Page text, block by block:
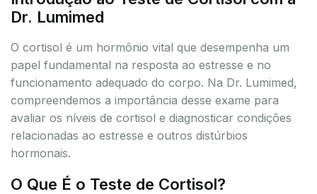
Dr. Lumimed
O cortisol é um hormônio vital que desempenha um
papel fundamental na resposta ao estresse e no
funcionamento adequado do corpo. Na Dr. Lumimed,
compreendemos a importância desse exame para
avaliar os níveis de cortisol e diagnosticar condições
relacionadas ao estresse e outros distúrbios
hormonais.
O Que É o Teste de Cortisol?